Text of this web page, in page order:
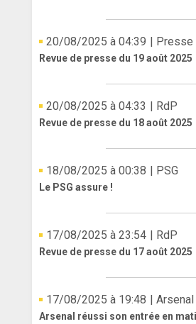
20/08/2025 à 04:39 | Presse
Revue de presse du 19 août 2025
20/08/2025 à 04:33 | RdP
Revue de presse du 18 août 2025
18/08/2025 à 00:38 | PSG
Le PSG assure !
17/08/2025 à 23:54 | RdP
Revue de presse du 17 août 2025
17/08/2025 à 19:48 | Arsenal
Arsenal réussi son entrée en